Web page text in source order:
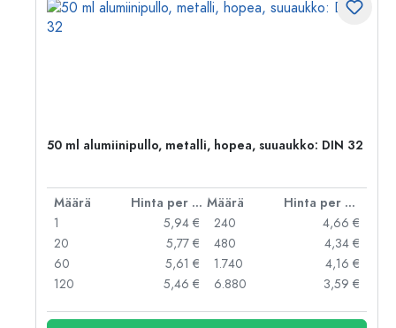
50 ml alumiinipullo, metalli, hopea, suuaukko: DIN 32
Määrä Hinta per kpl Määrä
Hinta per kpl
1
5,94 €
20
5,77 €
60
5,61 €
120
5,46 €
240
4,66 €
480
4,34 €
1.740
4,16 €
6.880
3,59 €